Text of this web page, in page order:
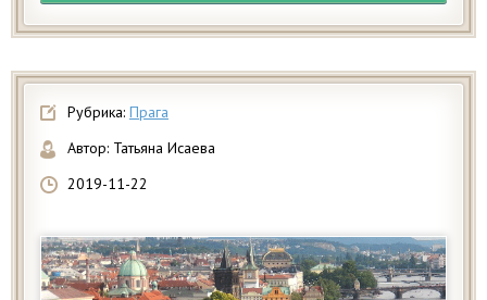
Рубрика: Прага
Автор: Татьяна Исаева
2019-11-22